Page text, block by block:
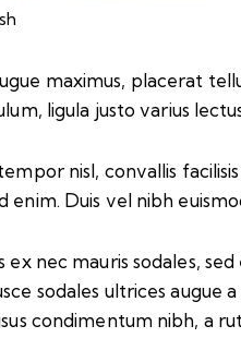
maximus, placerat
ligula justo varius
nisl, convallis
enim. Duis vel nibh
ex nec mauris sodales,
sodales ultrices augue
condimentum nibh, a